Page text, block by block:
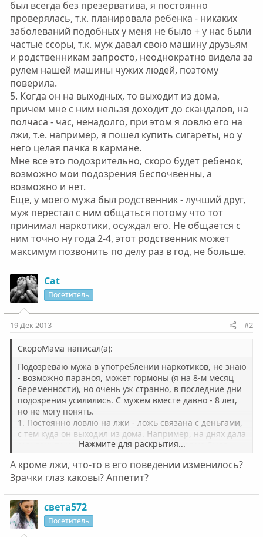
был всегда без презерватива, я постоянно
проверялась, т.к. планировала ребенка - никаких
заболеваний подобных у меня не было + у нас были
частые ссоры, т.к. муж давал свою машину друзьям
и родственникам запросто, неоднократно видела за
рулем нашей машины чужих людей, поэтому
поверила.
5. Когда он на выходных, то выходит из дома,
причем мне с ним нельзя доходит до скандалов, на
полчаса - час, ненадолго, при этом я ловлю его на
лжи, т.е. например, я пошел купить сигареты, но у
него целая пачка в кармане.
Мне все это подозрительно, скоро будет ребенок,
возможно мои подозрения беспочвенны, а
возможно и нет.
Еще, у моего мужа был родственник - лучший друг,
муж перестал с ним общаться потому что тот
принимал наркотики, осуждал его. Не общается с
ним точно ну года 2-4, этот родственник может
максимум позвонить по делу раз в год, не больше.
Cat
Посетитель
19 Дек 2013 #2
СкороМама написал(а):
Подозреваю мужа в употреблении наркотиков, не знаю
- возможно параноя, может гормоны (я на 8-м месяц
беременности), но очень уж странно, в последние дни
подозрения усилились. С мужем вместе давно - 8 лет,
но не могу понять.
1. Постоянно ловлю на лжи - ложь связана с деньгами,
с тем куда он выходил из дома. Например, на днях дала
ему деньги на грузовое такси, у него денег не было,
платила мама, причем денег нет, которые я дала - куда
дел не понятно. Или сегодня - "- где был? - выходил в
аптеку, купил такое-то лекарство". но я вчера лазила в
его карманы, это лекарство у него уже было в кармане.
Лекарство нурофен, но не думаю, что употребляет его,
сама до беременности от боли головной любила пить
именно нурофен, он тоже приучился, обычно упаковка
Нажмите для раскрытия...
А кроме лжи, что-то в его поведении изменилось?
Зрачки глаз каковы? Аппетит?
света572
Посетитель